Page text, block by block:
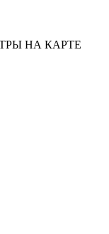
НА КАРТЕ